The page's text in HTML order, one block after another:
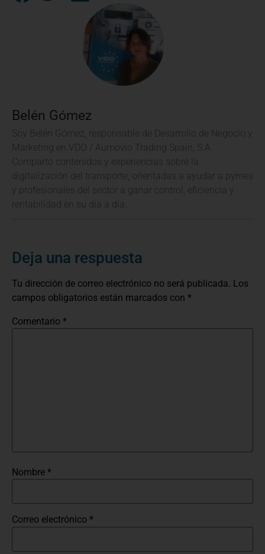
Guía definitiva
del nuevo tacógrafo digital
Descubre en esta guía todo lo que necesitas
saber para estar siempre al día con la nueva
tecnología y las últimas versiones del
tacógrafo.
Belén Gómez
Soy Belén Gómez, responsable de Desarrollo de Negocio y
Marketing en VDO / Aumovio Trading Spain, S.A.
Comparto contenidos y experiencias sobre la
digitalización del transporte, orientadas a ayudar a pymes
y profesionales del sector a ganar control, eficiencia y
rentabilidad en su día a día.
Deja una respuesta
Tu dirección de correo electrónico no será publicada. Los
campos obligatorios están marcados con *
Comentario *
Nombre *
Correo electrónico *